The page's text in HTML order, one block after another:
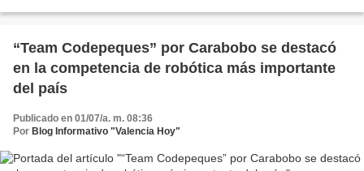
“Team Codepeques” por Carabobo se destacó
en la competencia de robótica más importante
del país
Publicado en 01/07/a. m. 08:36
Por Blog Informativo "Valencia Hoy"